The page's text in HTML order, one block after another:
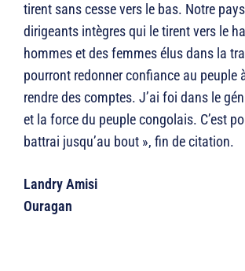
tirent sans cesse vers le bas. Notre
dirigeants intègres qui le tirent vers le
hommes et des femmes élus dans la
pourront redonner confiance au peuple
rendre des comptes. J’ai foi dans le
et la force du peuple congolais. C’est
battrai jusqu’au bout », fin de citation.
Landry Amisi
Ouragan